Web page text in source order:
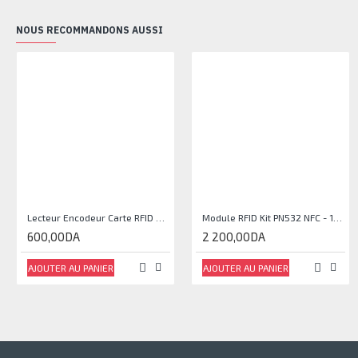
NOUS RECOMMANDONS AUSSI
600,00DA
AJOUTER AU PANIER
2 200,00DA
AJOUTER AU PANIER